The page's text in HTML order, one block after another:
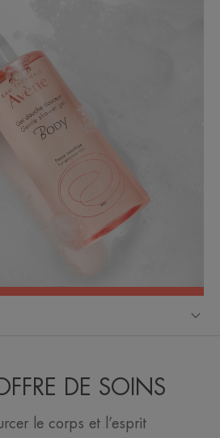
DE SOINS
le corps et l’esprit